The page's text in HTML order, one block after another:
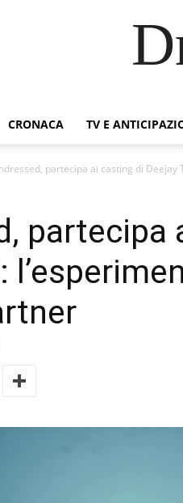
CRONACA TV E
partecipa ai casting di Deejay
partecipa